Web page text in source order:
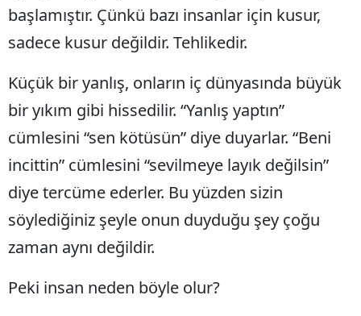
Erzurum
Gaziantep
Giresun
Gümüşhane
Hakkari
başlamıştır. Çünkü bazı insanlar için kusur,
sadece kusur değildir. Tehlikedir.
Küçük bir yanlış, onların iç dünyasında büyük
bir yıkım gibi hissedilir. “Yanlış yaptın”
cümlesini “sen kötüsün” diye duyarlar. “Beni
incittin” cümlesini “sevilmeye layık değilsin”
diye tercüme ederler. Bu yüzden sizin
söylediğiniz şeyle onun duyduğu şey çoğu
zaman aynı değildir.
Peki insan neden böyle olur?